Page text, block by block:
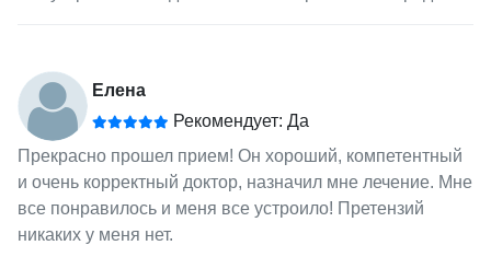
Елена
Рекомендует: Да
Прекрасно прошел прием! Он хороший, компетентный
и очень корректный доктор, назначил мне лечение. Мне
все понравилось и меня все устроило! Претензий
никаких у меня нет.